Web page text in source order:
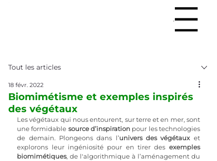
Menu
Tout les articles
Biomimétisme et exemples inspirés
des végétaux
18 févr. 2022
Les végétaux qui nous entourent, sur terre et en mer, sont
une formidable source d’inspiration pour les technologies
de demain. Plongeons dans l’univers des végétaux et
explorons leur ingéniosité pour en tirer des exemples
biomimétiques, de l'algorithmique à l’aménagement du